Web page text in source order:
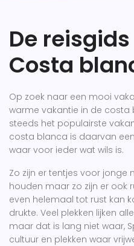
De
Costa
Op zoek naar een mooi
warme vakantie in de costa
steeds het populairste
costa blanca is daarvan
waar voor ieder wat wils is.
Zo zijn er tentjes voor jonge
houden maar zo zijn er ook
even helemaal tot rust kan
drukte. Veel plekken lijken
maar dat is lang niet waar,
cultuur en plekken waar